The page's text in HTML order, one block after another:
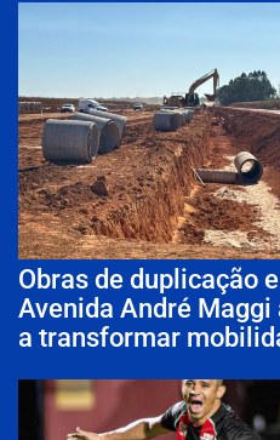
Obras de duplicação
Avenida André
a transformar